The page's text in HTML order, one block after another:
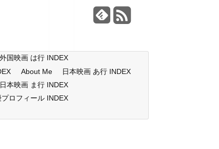
外国映画 は行 INDEX
About Me
日本映画 あ行 INDEX
日本映画 ま行 INDEX
ロフィール INDEX